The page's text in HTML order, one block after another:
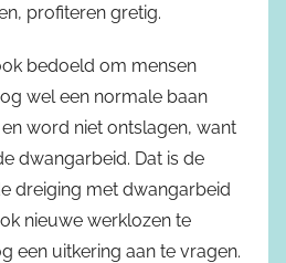
profiteren gretig.
bedoeld om mensen
wel een normale baan
word niet ontslagen, want
dwangarbeid. Dat is de
dreiging met dwangarbeid
nieuwe werklozen te
een uitkering aan te vragen.